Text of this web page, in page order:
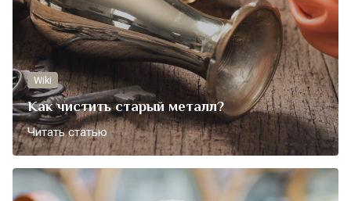
Wiki
Как чистить старый металл?
Читать статью